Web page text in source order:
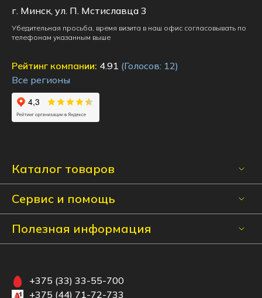
Каталог товаров
Сервис и помощь
Полезная информация
г. Минск, ул. П. Мстиславца 3
Убедительная просьба, время визита в наш офис согласовывать по
телефонам указанным выше
Рейтинг компании: 4.91 (Голосов: 12)
Все регионы
+375 (33) 33-55-700
+375 (44) 71-72-733